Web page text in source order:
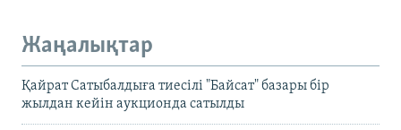
Жаңалықтар
Қайрат Сатыбалдыға тиесілі "Байсат" базары бір
жылдан кейін аукционда сатылды